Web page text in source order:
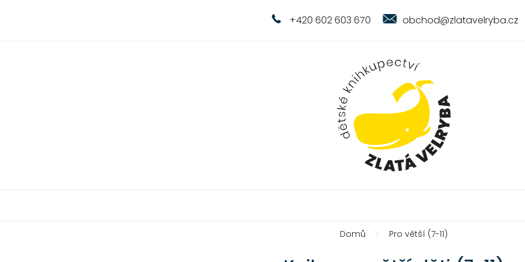
+420 602 603 670 obchod@zlatavelryba.cz
Domů Pro větší (7-11)